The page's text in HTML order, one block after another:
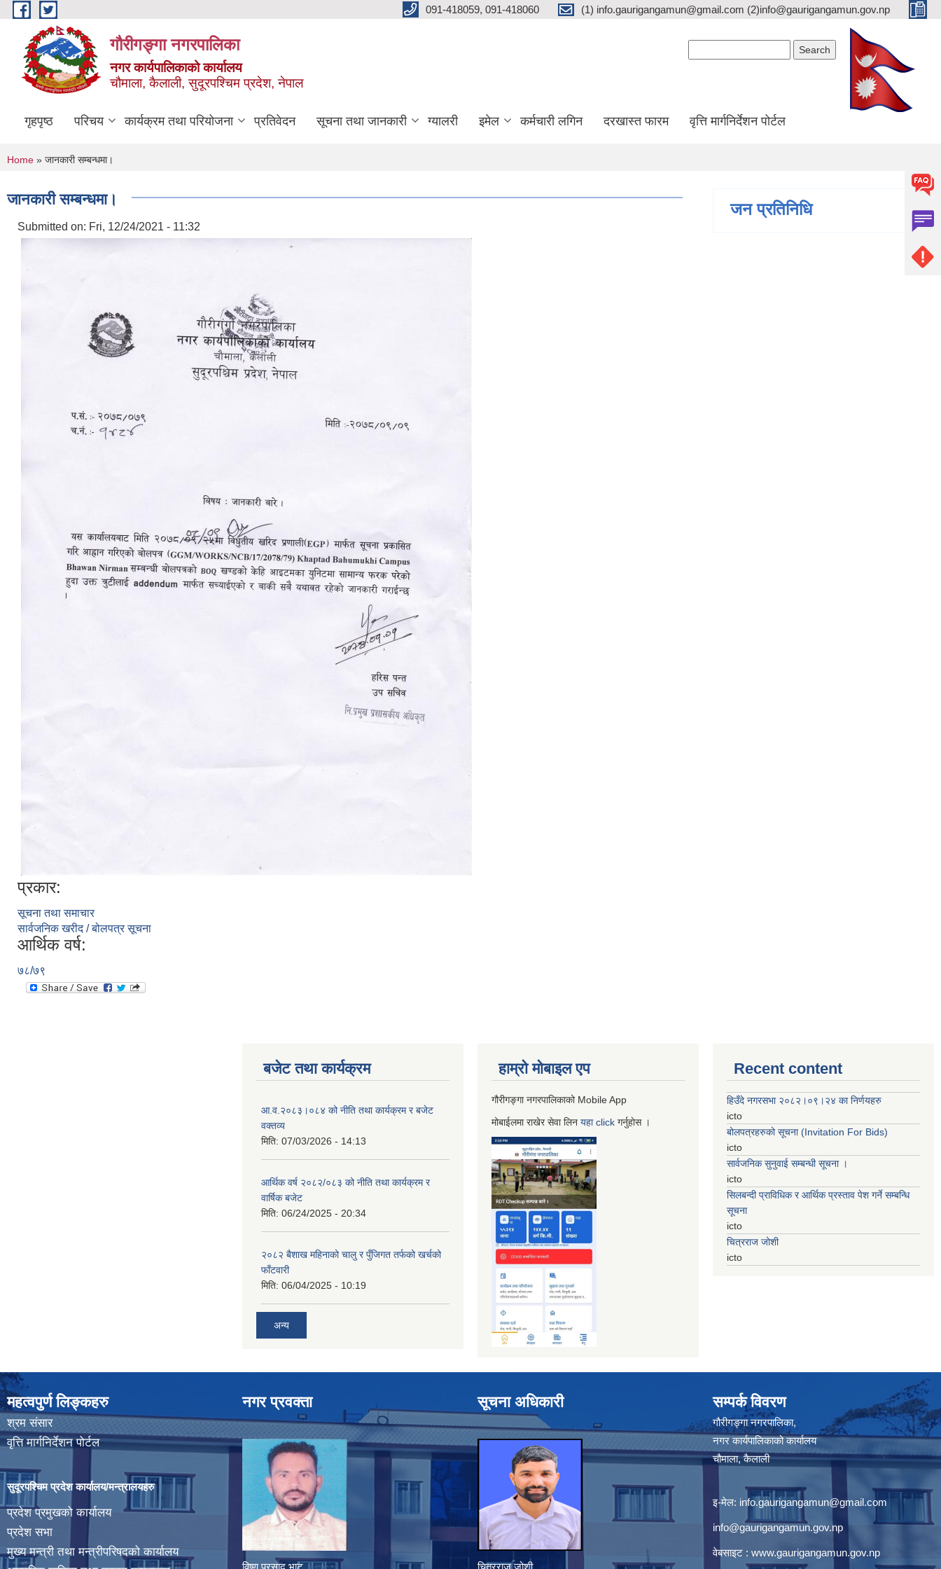
Skip to main content 091-418059, 091-418060 (1) info.gaurigangamun@gmail.com (2)info@gaurigangamun.gov.np
गौरीगङ्गा नगरपालिका
नगर कार्यपालिकाको कार्यालय
चौमाला, कैलाली, सुदूरपश्चिम प्रदेश, नेपाल
गृहपृष्ठ परिचय कार्यक्रम तथा परियोजना प्रतिवेदन सूचना तथा जानकारी ग्यालरी इमेल कर्मचारी लगिन दरखास्त फारम वृत्ति मार्गनिर्देशन पोर्टल
You are here
Home » जानकारी सम्बन्धमा।
जानकारी सम्बन्धमा।
Submitted on: Fri, 12/24/2021 - 11:32
प्रकार:
सूचना तथा समाचार
सार्वजनिक खरीद / बोलपत्र सूचना
आर्थिक वर्ष:
७८/७९
जन प्रतिनिधि
बजेट तथा कार्यक्रम
आ.व.२०८३।०८४ को नीति तथा कार्यक्रम र बजेट
वक्तव्य
मिति: 07/03/2026 - 14:13
आर्थिक वर्ष २०८२/०८३ को नीति तथा कार्यक्रम र
वार्षिक बजेट
मिति: 06/24/2025 - 20:34
२०८२ बैशाख महिनाको चालु र पुँजिगत तर्फको खर्चको
फाँटवारी
मिति: 06/04/2025 - 10:19
अन्य
हाम्रो माेबाइल एप
गौरीगङ्गा नगरपालिकाको Mobile App
मोबाईलमा राखेर सेवा लिन यहाclick गर्नुहाेस ।
Recent content
हिउँदे नगरसभा २०८२।०९।२४ का निर्णयहरु
icto
बोलपत्रहरुको सूचना (Invitation For Bids)
icto
सार्वजनिक सुनुवाई सम्बन्धी सूचना ।
icto
सिलबन्दी प्राविधिक र आर्थिक प्रस्ताव पेश गर्ने सम्बन्धि
सूचना
icto
चित्रराज जोशी
icto
महत्वपुर्ण लिङ्कहरु
श्रम संसार
वृत्ति मार्गनिर्देशन पोर्टल
सुदूरपश्चिम प्रदेश कार्यालय/मन्त्रालयहरु
प्रदेश प्रमुखको कार्यालय
प्रदेश सभा
मुख्य मन्त्री तथा मन्त्रीपरिषदको कार्यालय
नगर प्रवक्ता सूचना अधिकारी सम्पर्क विवरण
गौरीगङ्गा नगरपालिका,
नगर कार्यपालिकाको कार्यालय
चौमाला, कैलाली
इ-मेल: info.gaurigangamun@gmail.com
info@gaurigangamun.gov.np
वेबसाइट : www.gaurigangamun.gov.np